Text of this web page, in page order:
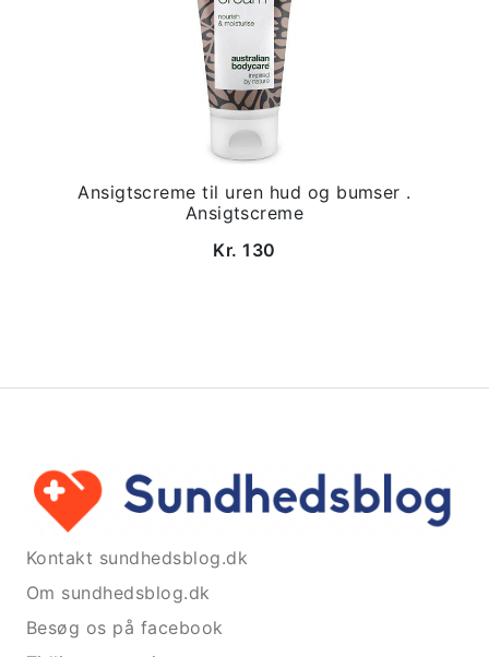
Ansigtscreme til uren hud og bumser .
Ansigtscreme
Kr. 130
Kontakt sundhedsblog.dk
Om sundhedsblog.dk
Besøg os på facebook